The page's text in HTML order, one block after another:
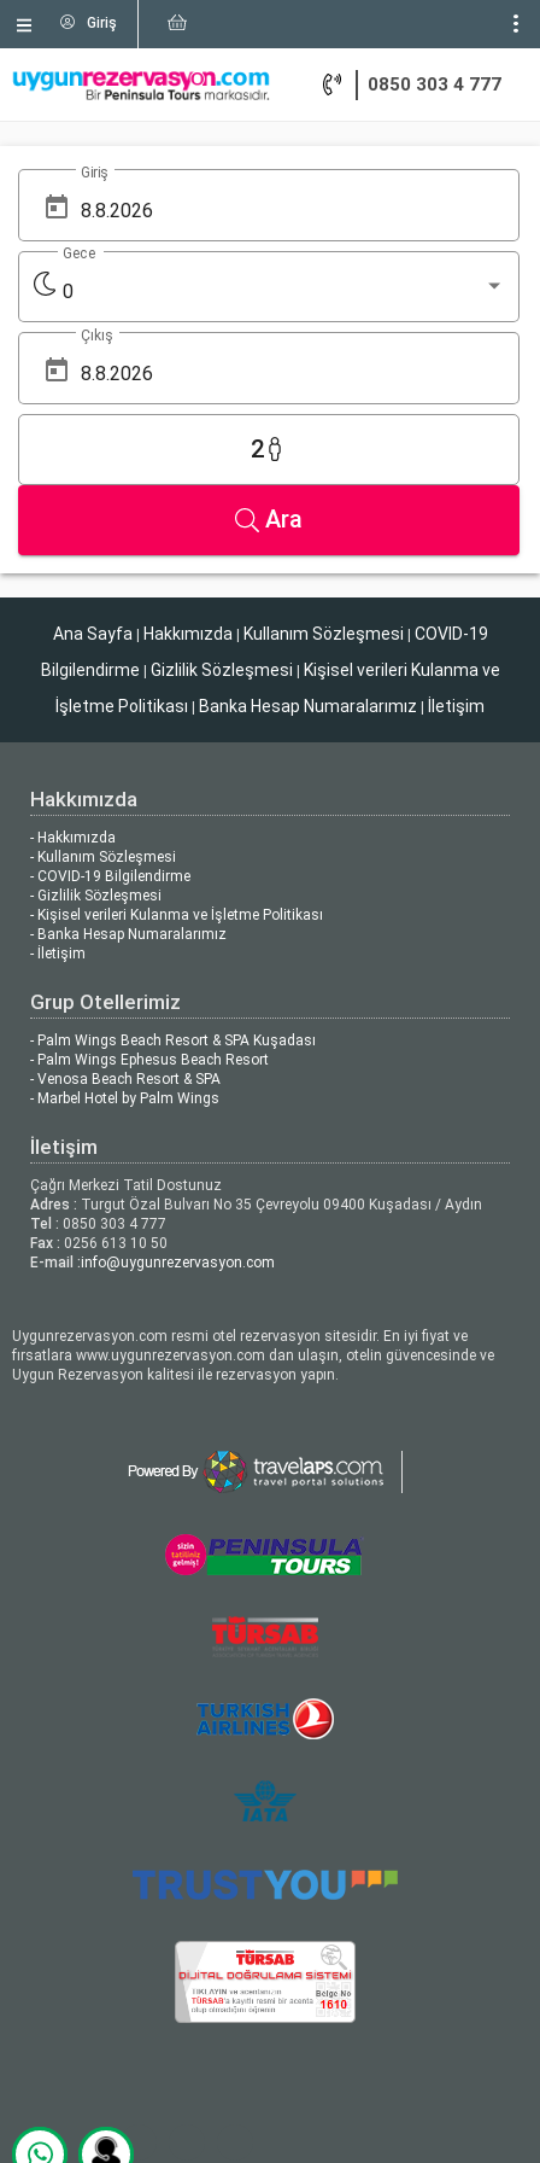
Giriş
0850 303 4 777
Giriş
0
Gece
Çıkış
2
Ara
Ana Sayfa | Hakkımızda | Kullanım Sözleşmesi | COVID-19
Bilgilendirme | Gizlilik Sözleşmesi | Kişisel verileri Kulanma ve
İşletme Politikası | Banka Hesap Numaralarımız | İletişim
Hakkımızda
- Hakkımızda
- Kullanım Sözleşmesi
- COVID-19 Bilgilendirme
- Gizlilik Sözleşmesi
- Kişisel verileri Kulanma ve İşletme Politikası
- Banka Hesap Numaralarımız
- İletişim
Grup Otellerimiz
- Palm Wings Beach Resort & SPA Kuşadası
- Palm Wings Ephesus Beach Resort
- Venosa Beach Resort & SPA
- Marbel Hotel by Palm Wings
İletişim
Çağrı Merkezi Tatil Dostunuz
Adres : Turgut Özal Bulvarı No 35 Çevreyolu 09400 Kuşadası / Aydın
Tel : 0850 303 4 777
Fax : 0256 613 10 50
E-mail :info@uygunrezervasyon.com
Uygunrezervasyon.com resmi otel rezervasyon sitesidir. En iyi fiyat ve
fırsatlara www.uygunrezervasyon.com dan ulaşın, otelin güvencesinde ve
Uygun Rezervasyon kalitesi ile rezervasyon yapın.